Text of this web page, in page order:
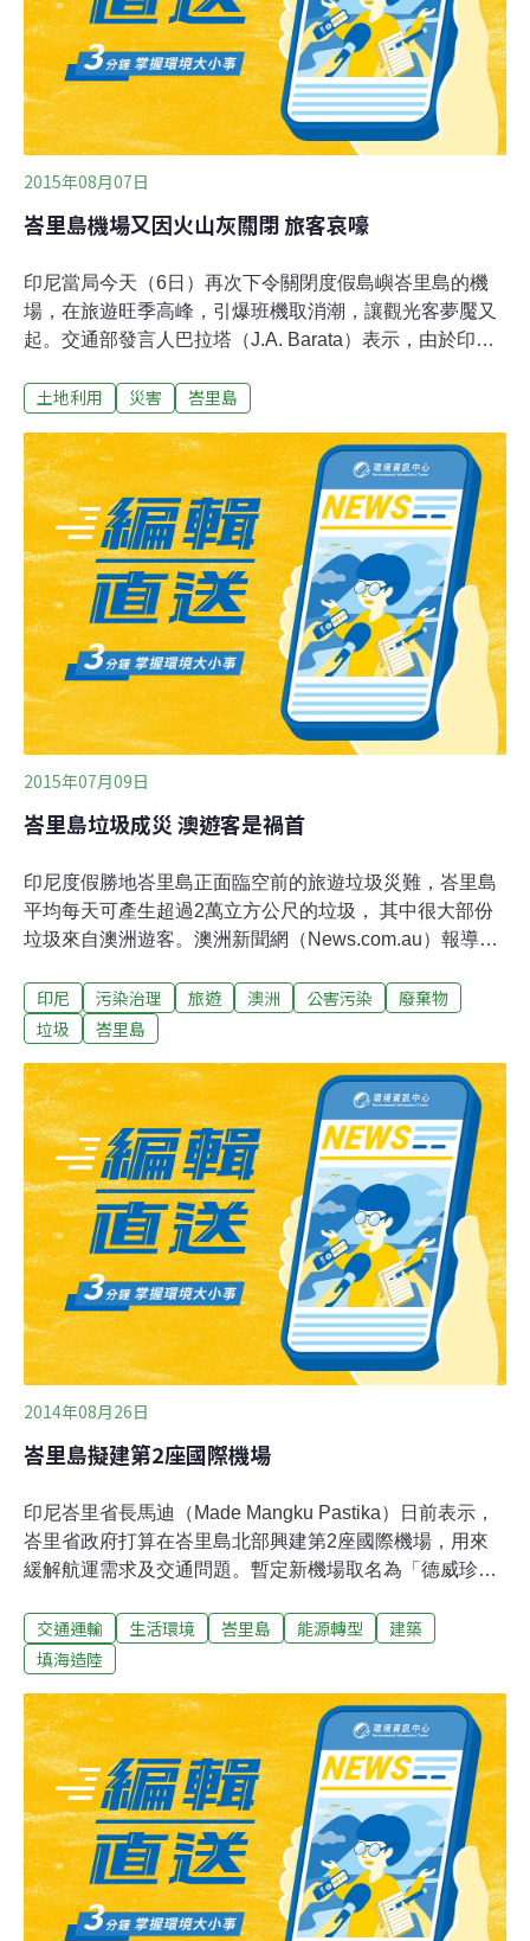
展中國家的迅速開發（例如緬甸、柬埔寨等）、缺乏妥善
維護（熱帶國家的氣候使建築與藝術品迅速衰敗）、自然
災害（南亞的地震、海嘯、土石流）、意識形態
2015年08月07日
峇里島機場又因火山灰關閉 旅客哀嚎
印尼當局今天（6日）再次下令關閉度假島嶼峇里島的機
場，在旅遊旺季高峰，引爆班機取消潮，讓觀光客夢魘又
起。交通部發言人巴拉塔（J.A. Barata）表示，由於印尼
恩古拉萊（Ngurah Rai）機場中午起將關閉數小時。這已
來，火山灰持續噴發、熔岩爆發至半空中。
土地利用 災害 峇里島
2015年07月09日
峇里島垃圾成災 澳遊客是禍首
印尼度假勝地峇里島正面臨空前的旅遊垃圾災難，峇里島
平均每天可產生超過2萬立方公尺的垃圾， 其中很大部份
垃圾來自澳洲遊客。澳洲新聞網（News.com.au）報導，
島觀光的350萬名遊客，平均每天可製造超過2萬立方公尺
的垃圾，而這些垃圾已對當地水源，乃至整個生態系統構
峇里島小鎮沛珍（Pejeng）已成為新的垃圾堆放地。一些
當地民居常會穿上橡膠靴、戴上塑膠手套，冒著高達攝氏
40度的高溫，在垃圾堆內翻找可回收的材料。像是來自澳
洲的紅酒和各種塑膠垃圾。峇里島一些旅遊景點附近的樹
林或河流中也堆積不少垃圾，造成嚴重污染，對當地生態
系統構成嚴重威脅。
印尼 污染治理 旅遊 澳洲 公害污染
廢棄物
垃圾
峇里島
2014年08月26日
峇里島擬建第2座國際機場
印尼峇里省長馬迪（Made Mangku Pastika）日前表示，
峇里省政府打算在峇里島北部興建第2座國際機場，用來
緩解航運需求及交通問題。暫定新機場取名為「德威珍德
前會見加拿大機場建設顧問公司Airport Kinesis後表示，支
持在庫布塔馬邦（Kubutamban）地區興建機場，並表示
造地600公頃，作為興建機場之用。賽德指出，興建機場
的工程將需要1億3400萬立方英尺的沙土，在海水深度不
超過100公尺的地方填海造地。如果今年10月能拿到印尼
交通部的批准，明年就可以完成興建工程。
交通運輸 生活環境 峇里島 能源轉型
建築
填海造陸